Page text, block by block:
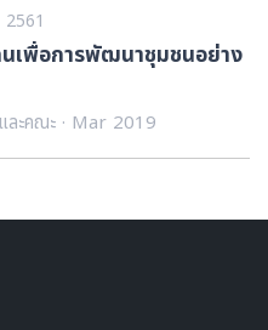
นเพื่อการพัฒนาชุมชนอย่าง
ะคณะ · Mar 2019